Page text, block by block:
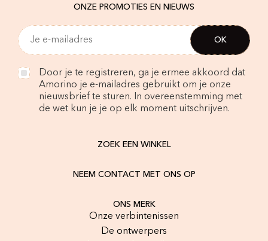
ONZE PROMOTIES EN NIEUWS
Door je te registreren, ga je ermee akkoord dat
Amorino je e-mailadres gebruikt om je onze
nieuwsbrief te sturen. In overeenstemming met
de wet kun je je op elk moment uitschrijven.
ZOEK EEN WINKEL
NEEM CONTACT MET ONS OP
ONS MERK
Onze verbintenissen
De ontwerpers